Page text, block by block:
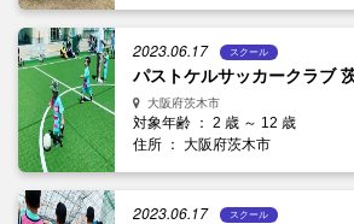
2023.06.17 スクール
パストケルサッカークラブ
大阪府茨木市
対象年齢 ： 2 歳 ～ 12 歳
住所 ： 大阪府茨木市
2023.06.17 スクール